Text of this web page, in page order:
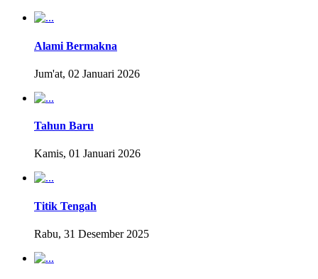
Alami Bermakna
Jum'at, 02 Januari 2026
Tahun Baru
Kamis, 01 Januari 2026
Titik Tengah
Rabu, 31 Desember 2025